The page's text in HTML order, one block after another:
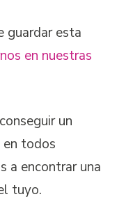
guardar esta
en nuestras
un
en todos
a encontrar una
tuyo.